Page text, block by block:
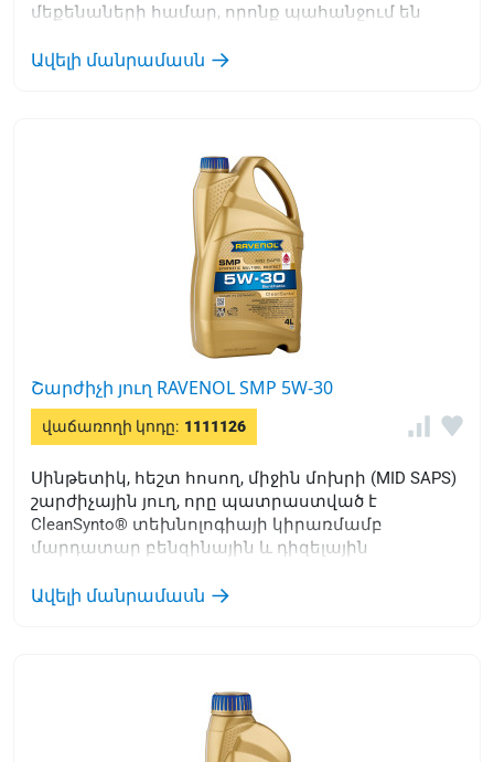
մեքենաների համար, որոնք պահանջում են
թույլատրելիությամբ շարժիչային յուղերի
Ավելի մանրամասն
Շարժիչի յուղ RAVENOL SMP 5W-30
վաճառողի կոդը: 1111126
Սինթետիկ, հեշտ հոսող, միջին մոխրի (MID SAPS)
շարժիչային յուղ, որը պատրաստված է
CleanSynto® տեխնոլոգիայի կիրառմամբ
մարդատար բենզինային և դիզելային
վառելիքի ուղղակի ներարկումով և առանց
Ավելի մանրամասն